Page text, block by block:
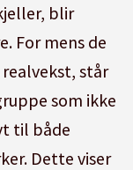
blir
For mens de
står
som ikke
til både
Dette viser